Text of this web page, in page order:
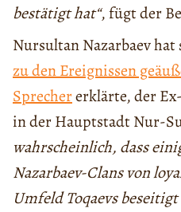
bestätigt hat“, fügt der
Nursultan Nazarbaev
zu den Ereignissen
Sprechererklärte, der
in der Hauptstadt Nur-
wahrscheinlich, dass
Nazarbaev-Clans von
Umfeld Toqaevs